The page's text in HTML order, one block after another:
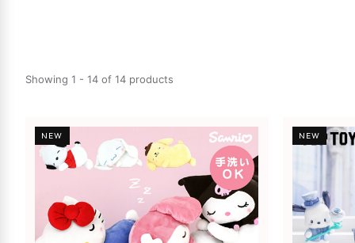
Showing 1 - 14 of 14 products
NEW NEW